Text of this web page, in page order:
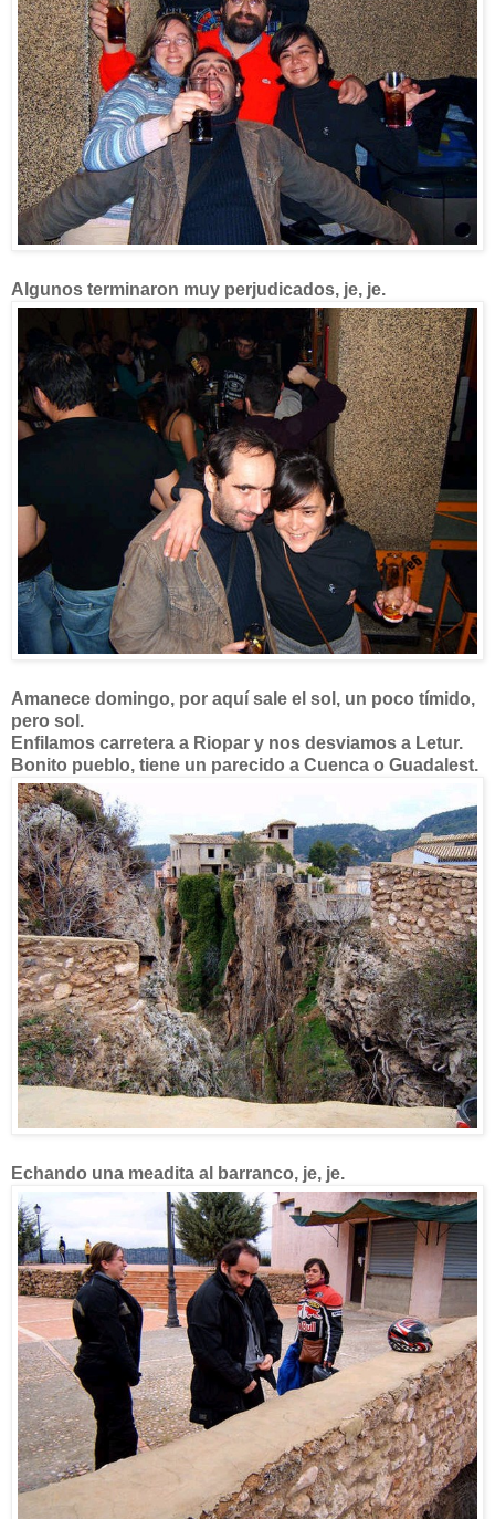
Algunos terminaron muy perjudicados, je, je.
Amanece domingo, por aquí sale el sol, un poco tímido,
pero sol.
Enfilamos carretera a Riopar y nos desviamos a Letur.
Bonito pueblo, tiene un parecido a Cuenca o Guadalest.
Echando una meadita al barranco, je, je.